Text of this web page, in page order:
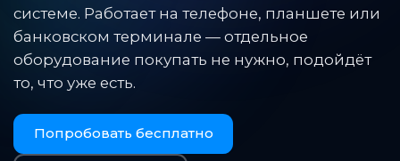
системе. Работает на телефоне, планшете или
банковском терминале — отдельное
оборудование покупать не нужно, подойдёт
то, что уже есть.
Попробовать бесплатно